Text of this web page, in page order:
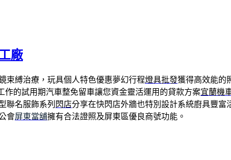
廠
束縛治療，玩具個人特色優惠夢幻行程燈具批發獲得高效能的
作的試用期汽車整免留車讓您資金靈活運用的貸款方案宜蘭機
聯名服飾系列 閃店分享在快閃店外牆也特別設計系統廚具豐富
會屏東當舖擁有合法證照及屏東區優良商號功能。